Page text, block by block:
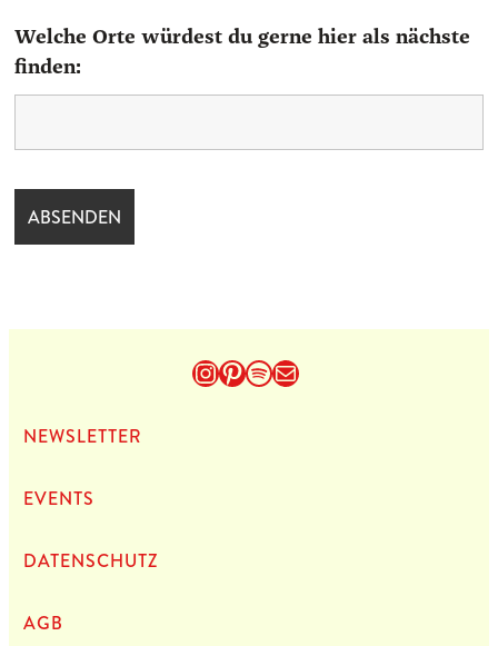
Welche Orte würdest du gerne hier als nächste
finden:
Instagram
Pinterest
Spotify
E-Mail
NEWS­LET­TER
EVENTS
DATEN­SCHUTZ
AGB